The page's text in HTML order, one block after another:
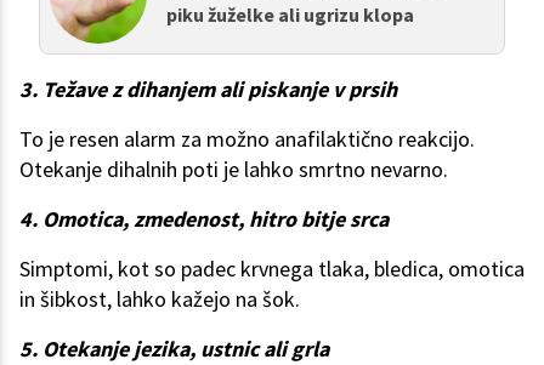
piku žuželke ali ugrizu klopa
3. Težave z dihanjem ali piskanje v prsih
To je resen alarm za možno anafilaktično reakcijo.
Otekanje dihalnih poti je lahko smrtno nevarno.
4. Omotica, zmedenost, hitro bitje srca
Simptomi, kot so padec krvnega tlaka, bledica, omotica
in šibkost, lahko kažejo na šok.
5. Otekanje jezika, ustnic ali grla